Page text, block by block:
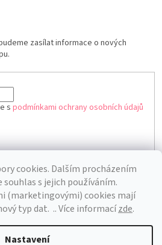
cookies. Dalším procházením
s jejich používáním.
(marketingovými) cookies mají
typ dat. .. Více informacízde.
Nastavení
zasílat informace o nových
s podmínkami ochrany osobních údajů
Vytvořil Shoptet